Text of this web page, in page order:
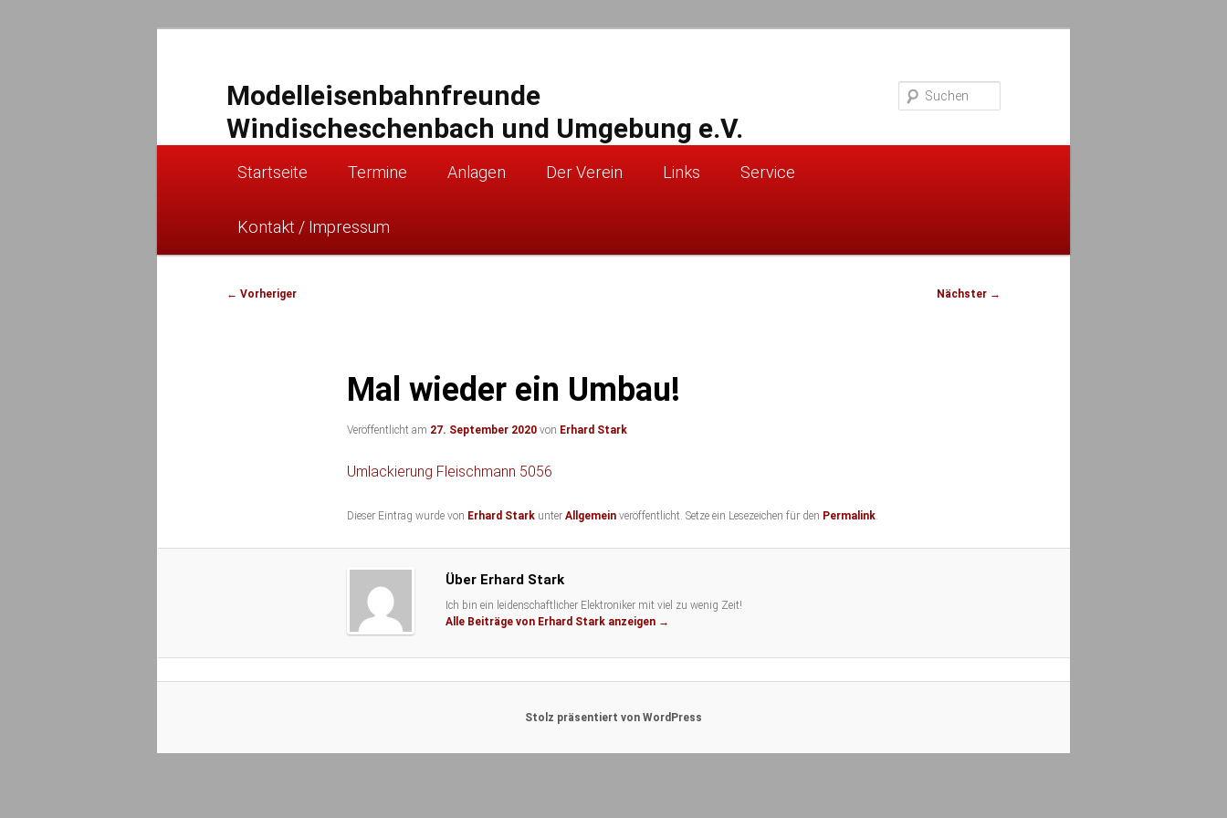
Modelleisenbahnfreunde
Windischeschenbach und Umgebung e.V.
Startseite Termine Anlagen Der Verein Links Service
Kontakt / Impressum
Beitragsnavigation
← Vorheriger Nächster →
Mal wieder ein Umbau!
Veröffentlicht am 27. September 2020 von Erhard Stark
Umlackierung Fleischmann 5056
Dieser Eintrag wurde von Erhard Starkunter Allgemeinveröffentlicht. Setze ein Lesezeichen für den Permalink.
Über Erhard Stark
Ich bin ein leidenschaftlicher Elektroniker mit viel zu wenig Zeit!
Alle Beiträge von Erhard Stark anzeigen →
Stolz präsentiert von WordPress